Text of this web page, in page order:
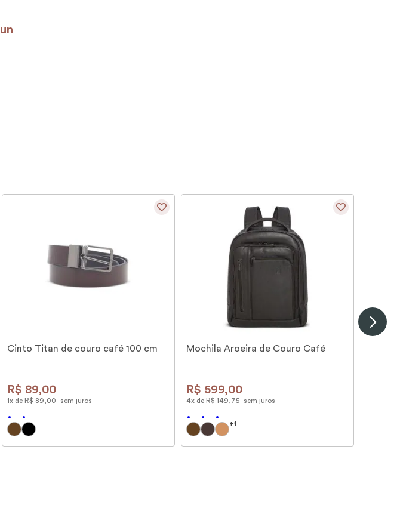
un
Cinto Titan de couro café 100 cm
R$ 89,00
1x de R$ 89 00 sem juros
Mochila Aroeira de Couro Café
R$ 599,00
4x de R$ 149 75 sem juros
+1